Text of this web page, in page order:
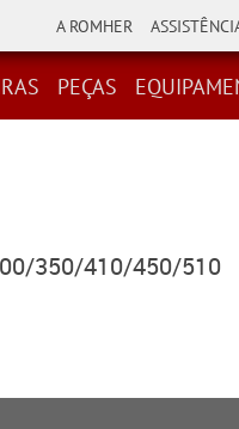
350/410/450/510
PEÇAS
A ROMHER